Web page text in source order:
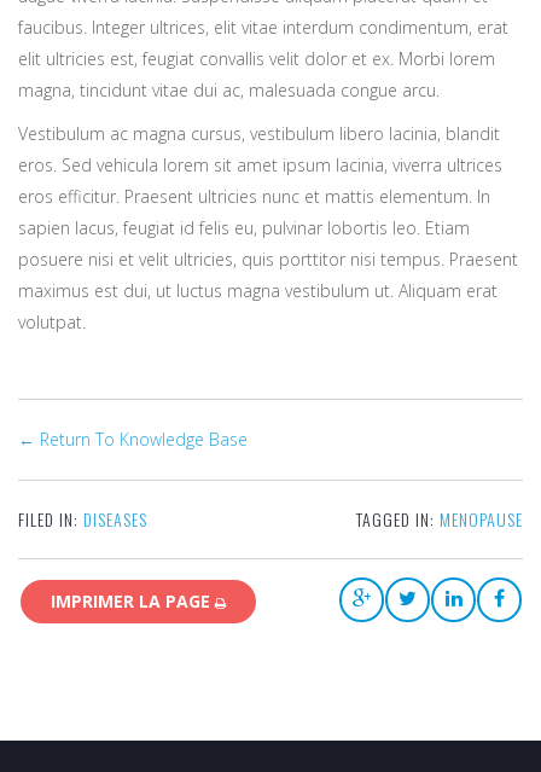
faucibus. Integer ultrices, elit vitae interdum condimentum, erat
elit ultricies est, feugiat convallis velit dolor et ex. Morbi lorem
magna, tincidunt vitae dui ac, malesuada congue arcu.
Vestibulum ac magna cursus, vestibulum libero lacinia, blandit
eros. Sed vehicula lorem sit amet ipsum lacinia, viverra ultrices
eros efficitur. Praesent ultricies nunc et mattis elementum. In
sapien lacus, feugiat id felis eu, pulvinar lobortis leo. Etiam
posuere nisi et velit ultricies, quis porttitor nisi tempus. Praesent
maximus est dui, ut luctus magna vestibulum ut. Aliquam erat
volutpat.
← Return To Knowledge Base
FILED IN: DISEASES TAGGED IN: MENOPAUSE
IMPRIMER LA PAGE